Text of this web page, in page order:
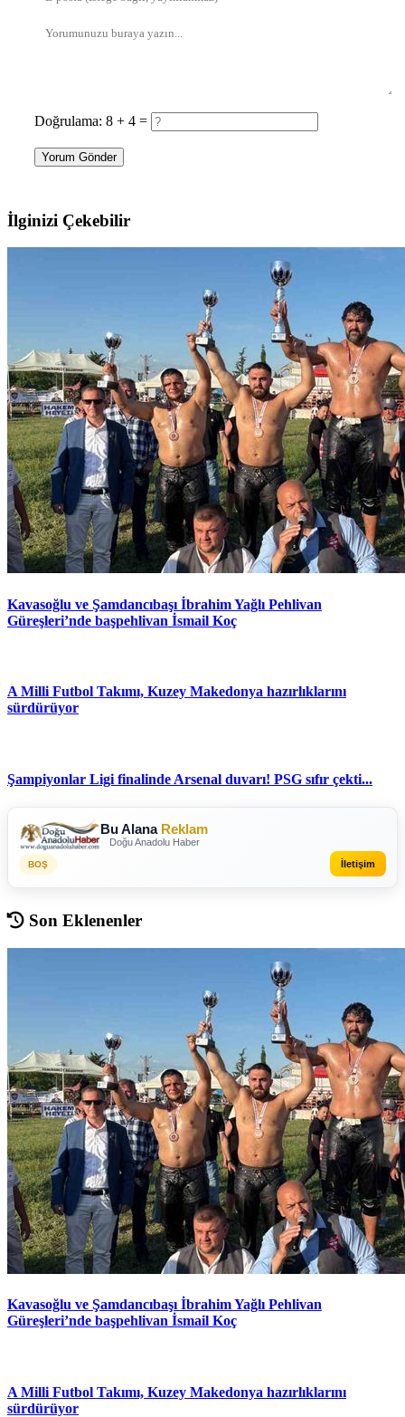
Doğrulama: 8 + 4 =
Yorum Gönder
İlginizi Çekebilir
Kavasoğlu ve Şamdancıbaşı İbrahim Yağlı Pehlivan
Güreşleri’nde başpehlivan İsmail Koç
A Milli Futbol Takımı, Kuzey Makedonya hazırlıklarını
sürdürüyor
Şampiyonlar Ligi finalinde Arsenal duvarı! PSG sıfır çekti...
Bu Alana Reklam
Doğu Anadolu Haber
BOŞ İletişim
Son Eklenenler
Kavasoğlu ve Şamdancıbaşı İbrahim Yağlı Pehlivan
Güreşleri’nde başpehlivan İsmail Koç
A Milli Futbol Takımı, Kuzey Makedonya hazırlıklarını
sürdürüyor